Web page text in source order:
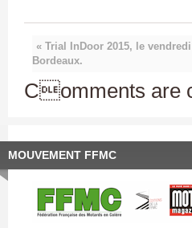
« Trial InDoor 2015, le
Bordeaux.
Comments are
MOUVEMENT FFMC